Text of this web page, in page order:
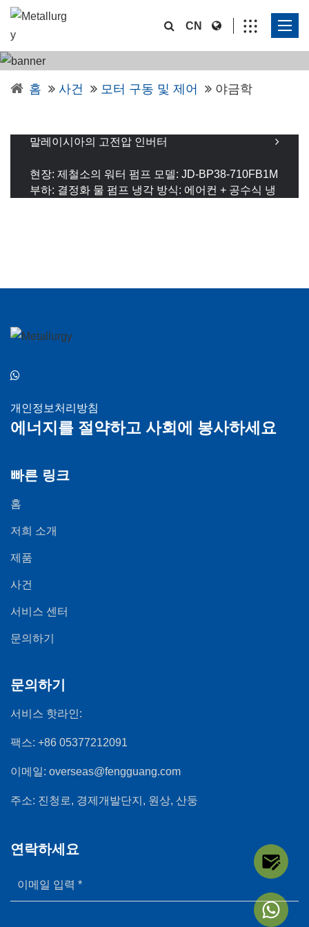
CN
홈 사건 모터 구동 및 제어 야금학
말레이시아의 고전압 인버터
말레이시아의 고전압 인버터
현장: 제철소의 워터 펌프 모델: JD-BP38-710FB1M
부하: 결정화 물 펌프 냉각 방식: 에어컨 + 공수식 냉
개인정보처리방침
에너지를 절약하고 사회에 봉사하세요
빠른 링크
홈
저희 소개
제품
사건
서비스 센터
문의하기
문의하기
서비스 핫라인:
팩스: +86 05377212091
이메일: overseas@fengguang.com
주소: 진청로, 경제개발단지, 원상, 산둥
연락하세요